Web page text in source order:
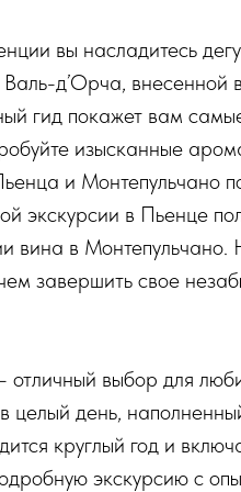
вы насладитесь
д’Орча, внесенной
гид покажет вам
изысканные
и Монтепульчано
экскурсии в Пьенце
вина в Монтепульчано.
завершить свое
выбор для
целый день,
круглый год и
экскурсию с